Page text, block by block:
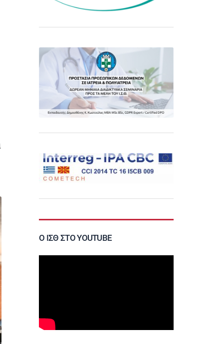
Ο ΙΣΘ ΣΤΟ YOUTUBE